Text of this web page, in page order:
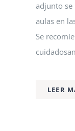
adjunto se
aulas en
Se
LEER